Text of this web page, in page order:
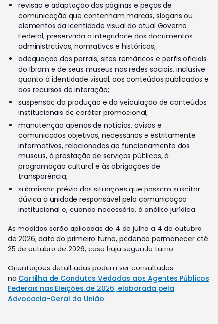
revisão e adaptação das páginas e peças de
comunicação que contenham marcas, slogans ou
elementos da identidade visual do atual Governo
Federal, preservada a integridade dos documentos
administrativos, normativos e históricos;
adequação dos portais, sites temáticos e perfis oficiais
do Ibram e de seus museus nas redes sociais, inclusive
quanto à identidade visual, aos conteúdos publicados e
aos recursos de interação;
suspensão da produção e da veiculação de conteúdos
institucionais de caráter promocional;
manutenção apenas de notícias, avisos e
comunicados objetivos, necessários e estritamente
informativos, relacionados ao funcionamento dos
museus, à prestação de serviços públicos, à
programação cultural e às obrigações de
transparência;
submissão prévia das situações que possam suscitar
dúvida à unidade responsável pela comunicação
institucional e, quando necessário, à análise jurídica.
As medidas serão aplicadas de 4 de julho a 4 de outubro
de 2026, data do primeiro turno, podendo permanecer até
25 de outubro de 2026, caso haja segundo turno.
Orientações detalhadas podem ser consultadas
na Cartilha de Condutas Vedadas aos Agentes Públicos
Federais nas Eleições de 2026, elaborada pela
Advocacia-Geral da União.